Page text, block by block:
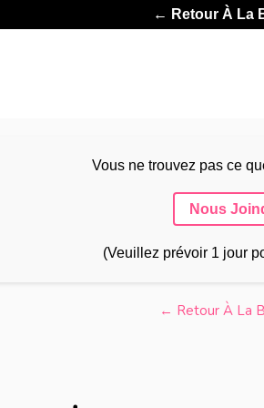
← Retour À La
Vous ne trouvez pas ce
Nous
(Veuillez prévoir 1 jour
← Retour À La